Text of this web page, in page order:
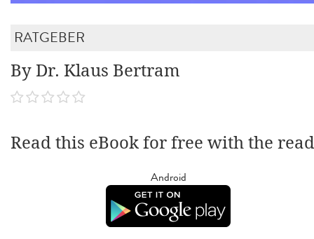
RATGEBER
By Dr. Klaus Bertram
Read this eBook for free with the
Android